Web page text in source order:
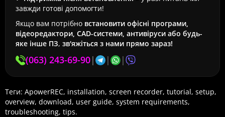
завжди готові допомогти!
Якщо вам потрібно встановити офісні програми,
відеоредактори, CAD-системи, антивіруси або будь-
яке інше ПЗ, зв'яжіться з нами прямо зараз!
(063) 243-69-90| | |
Теги: ApowerREC, installation, screen recorder, tutorial, setup,
overview, download, user guide, system requirements,
troubleshooting, tips.